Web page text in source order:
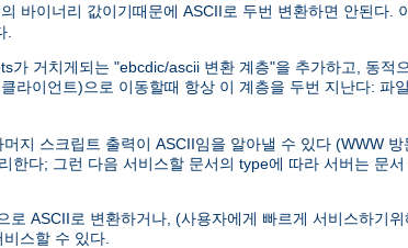
의 바이너리 값이기때문에 ASCII로 두번 변환하면 안된다.
.
거치게되는 "ebcdic/ascii 변환 계층"을 추가하고, 동적
라이언트)으로 이동할때 항상 이 계층을 두번 지난다: 파
지 스크립트 출력이 ASCII임을 알아낼 수 있다 (WWW
다; 그런 다음 서비스할 문서의 type에 따라 서버는 문
로 ASCII로 변환하거나, (사용자에게 빠르게 서비스하기
스할 수 있다.